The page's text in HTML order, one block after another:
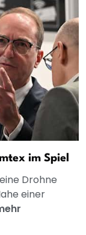
im Spiel
Drohne
einer